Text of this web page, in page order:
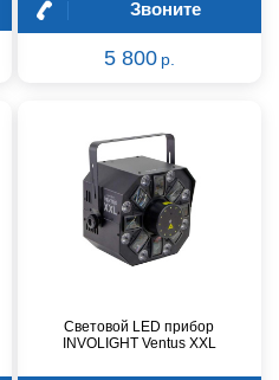
Звоните
5 800 р.
Световой LED прибор
INVOLIGHT Ventus XXL